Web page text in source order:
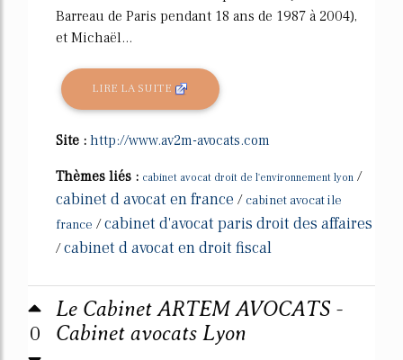
Barreau de Paris pendant 18 ans de 1987 à 2004),
et Michaël...
LIRE LA SUITE
Site : http://www.av2m-avocats.com
Thèmes liés : cabinet avocat droit de l'environnement lyon /
cabinet d avocat en france / cabinet avocat ile
france /cabinet d'avocat paris droit des affaires
/cabinet d avocat en droit fiscal
0
Le Cabinet ARTEM AVOCATS -
Cabinet avocats Lyon